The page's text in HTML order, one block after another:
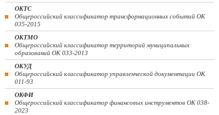
ОКТС
Общероссийский классификатор трансформационных событий ОК
035-2015
ОКТМО
Общероссийский классификатор территорий муниципальных
образований ОК 033-2013
ОКУД
Общероссийский классификатор управленческой документации ОК
011-93
ОКФИ
Общероссийский классификатор финансовых инструментов OK 038-
2023